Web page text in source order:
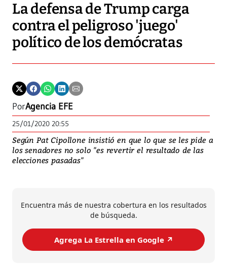
La defensa de Trump carga
contra el peligroso 'juego'
político de los demócratas
PorAgencia EFE
25/01/2020 20:55
Según Pat Cipollone insistió en que lo que se les pide a
los senadores no solo "es revertir el resultado de las
elecciones pasadas"
Encuentra más de nuestra cobertura en los resultados
de búsqueda.
Agrega La Estrella en Google ↗️